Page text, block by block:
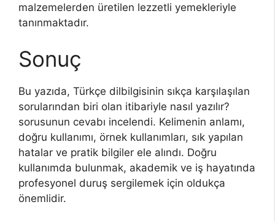
malzemelerden üretilen lezzetli yemekleriyle
tanınmaktadır.
Sonuç
Bu yazıda, Türkçe dilbilgisinin sıkça karşılaşılan
sorularından biri olan itibariyle nasıl yazılır?
sorusunun cevabı incelendi. Kelimenin anlamı,
doğru kullanımı, örnek kullanımları, sık yapılan
hatalar ve pratik bilgiler ele alındı. Doğru
kullanımda bulunmak, akademik ve iş hayatında
profesyonel duruş sergilemek için oldukça
önemlidir.